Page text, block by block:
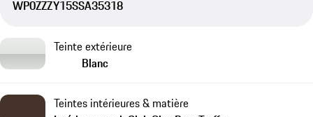
WP0ZZZY15SSA35318
Teinte extérieure
Blanc
Teintes intérieures & matière